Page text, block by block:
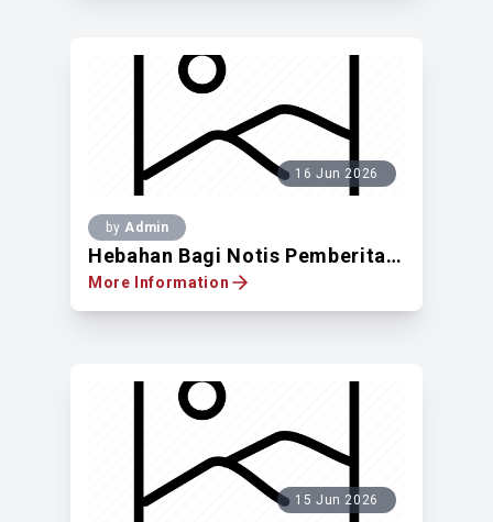
16 Jun 2026
by Admin
Hebahan Bagi Notis Pemberitahuan Untuk Mendapatkan Pandangan Pemilik Tanah Berdaftar Di Atas Lot 141 (Lot Baru Pt 8) Dan Lot 165 (Lot Baru Pt 50002), Seksyen 86A, Jalan Maran, Bandar Kuala Lumpur, WPKL
More Information
15 Jun 2026